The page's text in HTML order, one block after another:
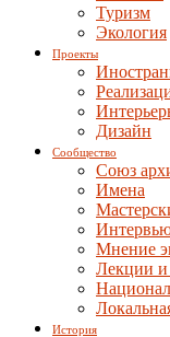
Туризм
Экология
Проекты
Дизайн
Сообщество
Союз
Имена
Мнение
Лекции и
История